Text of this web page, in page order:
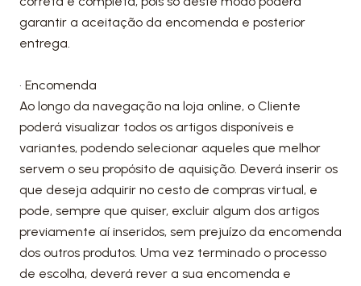
garantir a aceitação da encomenda e posterior
entrega.
• Encomenda
Ao longo da navegação na loja online, o Cliente
poderá visualizar todos os artigos disponíveis e
variantes, podendo selecionar aqueles que melhor
servem o seu propósito de aquisição. Deverá inserir os
que deseja adquirir no cesto de compras virtual, e
pode, sempre que quiser, excluir algum dos artigos
previamente aí inseridos, sem prejuízo da encomenda
dos outros produtos. Uma vez terminado o processo
de escolha, deverá rever a sua encomenda e